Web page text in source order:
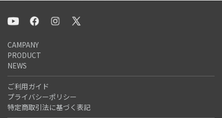
CAMPANY
PRODUCT
NEWS
ご利用ガイド
プライバシーポリシー
特定商取引法に基づく表記